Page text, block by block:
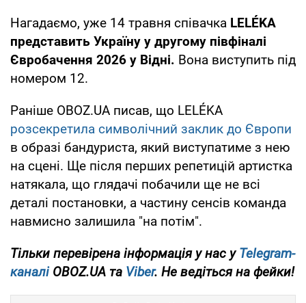
Нагадаємо, уже 14 травня співачка LELÉKA
представить Україну у другому півфіналі
Євробачення 2026 у Відні. Вона виступить під
номером 12.
Раніше OBOZ.UA писав, що LELÉKA
розсекретила символічний заклик до Європи
в образі бандуриста, який виступатиме з нею
на сцені. Ще після перших репетицій артистка
натякала, що глядачі побачили ще не всі
деталі постановки, а частину сенсів команда
навмисно залишила "на потім".
Тільки перевірена інформація у нас уTelegram-
каналіOBOZ.UA та Viber. Не ведіться на фейки!